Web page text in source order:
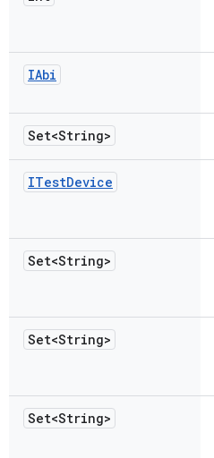
IAbi
Set<String>
ITestDevice
Set<String>
Set<String>
Set<String>